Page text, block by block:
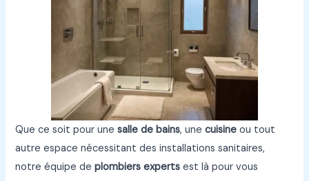
Que ce soit pour unesalle de bains, unecuisine ou tout
autre espace nécessitant des installations sanitaires,
notre équipe deplombiers experts est là pour vous